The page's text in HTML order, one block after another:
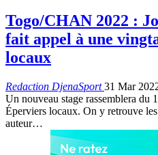
Togo/CHAN 2022 :
fait appel à une
locaux
Redaction DjenaSport31 Mar
Un nouveau stage rassemblera du
Éperviers locaux. On y retrouve
auteur…